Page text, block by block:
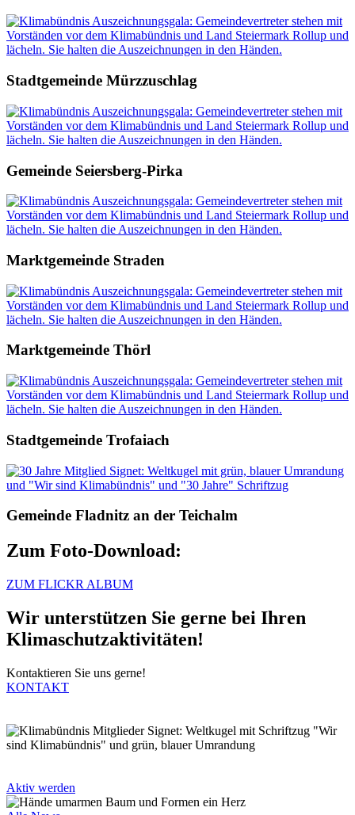
Stadtgemeinde Mürzzuschlag
Gemeinde Seiersberg-Pirka
Marktgemeinde Straden
Marktgemeinde Thörl
Stadtgemeinde Trofaiach
Gemeinde Fladnitz an der Teichalm
Zum Foto-Download:
ZUM FLICKR ALBUM
Wir unterstützen Sie gerne bei Ihren
Klimaschutzaktivitäten!
Kontaktieren Sie uns gerne!
KONTAKT
Aktiv werden